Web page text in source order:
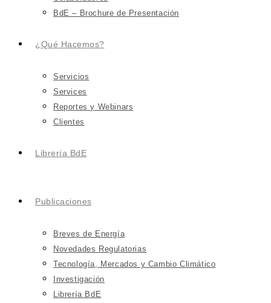
BdE – Brochure de Presentación
¿Qué Hacemos?
Servicios
Services
Reportes y Webinars
Clientes
Librería BdE
Publicaciones
Breves de Energía
Novedades Regulatorias
Tecnología, Mercados y Cambio Climático
Investigación
Librería BdE